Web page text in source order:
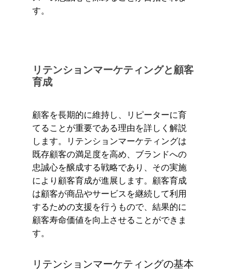
す。
リテンションマーケティングと顧客
育成
顧客を長期的に維持し、リピーターに育
てることが重要である理由を詳しく解説
します。リテンションマーケティングは
既存顧客の満足度を高め、ブランドへの
忠誠心を醸成する戦略であり、その実施
により顧客育成が進展します。顧客育成
は顧客が商品やサービスを継続して利用
するための支援を行うもので、結果的に
顧客寿命価値を向上させることができま
す。
リテンションマーケティングの基本